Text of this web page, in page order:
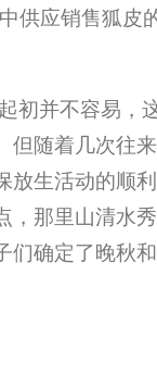
供应销售狐皮
初并不容易，
随着几次往
生活动的顺
那里山清水
确定了晚秋